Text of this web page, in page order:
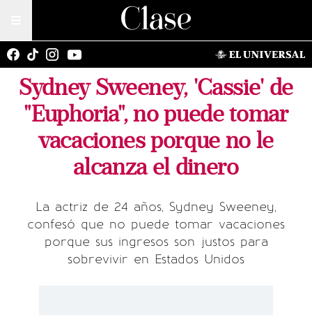
Sydney Sweeney, 'Cassie' de
"Euphoria", no puede tomar
vacaciones porque no le
alcanza el dinero
La actriz de 24 años, Sydney Sweeney,
confesó que no puede tomar vacaciones
porque sus ingresos son justos para
sobrevivir en Estados Unidos